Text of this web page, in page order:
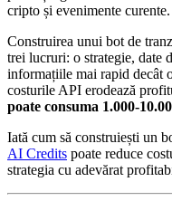
cripto și evenimente
Construirea unui bot de
trei lucruri: o strategie, date
informațiile mai rapid decât
costurile API erodează
poate consuma 1.000-
Iată cum să construiești un
AI Credits poate reduce
strategia cu adevărat